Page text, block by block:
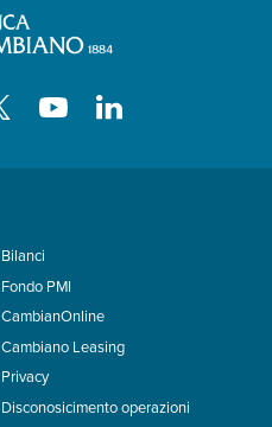
Bilanci
Fondo PMI
CambianOnline
Cambiano Leasing
Privacy
Disconosicimento operazioni